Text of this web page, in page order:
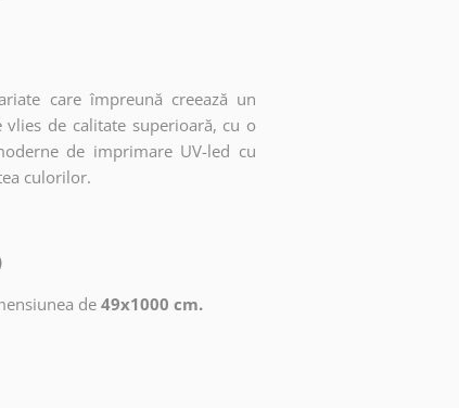
care împreună creează un
de calitate superioară, cu o
de imprimare UV-led cu
culorilor.
de 49x1000 cm.